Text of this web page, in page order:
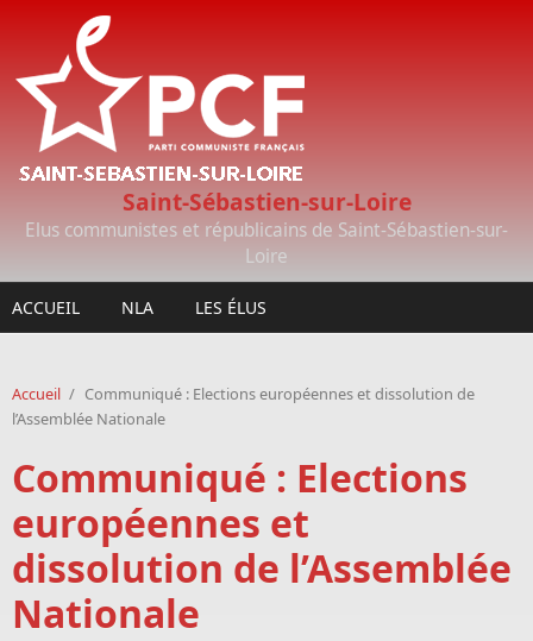
Aller au contenu principal
Saint-Sébastien-sur-Loire
Elus communistes et républicains de Saint-Sébastien-sur-
Loire
ACCUEIL NLA LES ÉLUS
Accueil / Communiqué : Elections européennes et dissolution de
l’Assemblée Nationale
Communiqué : Elections
européennes et
dissolution de l’Assemblée
Nationale